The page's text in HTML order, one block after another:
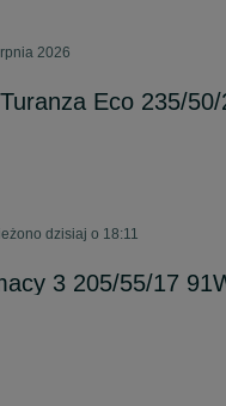
2026
Eco 235/
dzisiaj o 18:11
3 205/55/17